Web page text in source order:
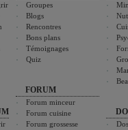
Groupes
Blogs
Rencontres
Bons plans
Témoignages
Quiz
FORUM
Forum minceur
Forum cuisine
Forum grossesse